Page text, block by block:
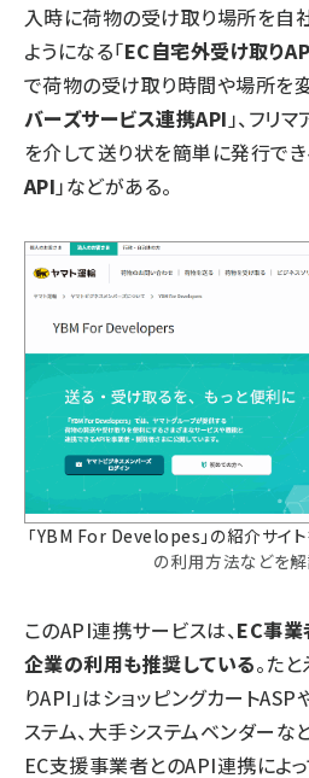
入時に荷物の受け取り場所を自
ようになる「EC自宅外受け取り
で荷物の受け取り時間や場所を
バーズサービス連携API」、フリ
を介して送り状を簡単に発行でき
API」などがある。
「YBM For Developes」の紹介サイト
の利用方法などを解
このAPI連携サービスは、EC事業
企業の利用も推奨している。た
りAPI」はショッピングカート
ステム、大手システムベンダーな
EC支援事業者とのAPI連携によっ